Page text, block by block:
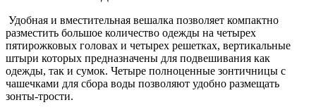
Удобная и вместительная вешалка позволяет компактно
разместить большое количество одежды на четырех
пятирожковых головах и четырех решетках, вертикальные
штыри которых предназначены для подвешивания как
одежды, так и сумок. Четыре полноценные зонтичницы с
чашечками для сбора воды позволяют удобно размещать
зонты-трости.